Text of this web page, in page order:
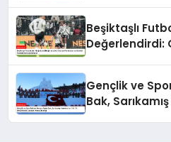
Beşiktaşlı
Değerlendirdi:
Gençlik ve
Bak, Sarıkamış